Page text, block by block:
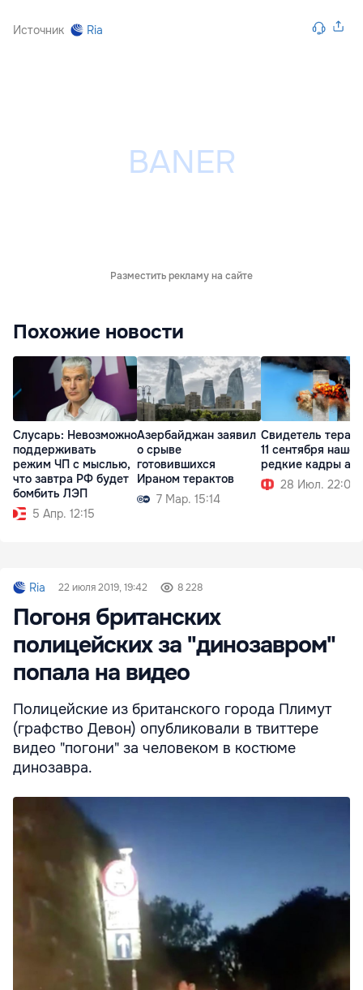
Источник Ria
Разместить рекламу на сайте
Похожие новости
Слусарь: Невозможно
поддерживать
режим ЧП с мыслью,
что завтра РФ будет
бомбить ЛЭП
5 Апр. 12:15
Азербайджан заявил
о срыве
готовившихся
Ираном терактов
7 Мар. 15:14
Свидетель
11 сентября нашел
редкие кадры
28 Июл. 22:01
Ria 22 июля 2019, 19:42 8 228
Погоня британских
полицейских за "динозавром"
попала на видео
Полицейские из британского города Плимут
(графство Девон) опубликовали в твиттере
видео "погони" за человеком в костюме
динозавра.